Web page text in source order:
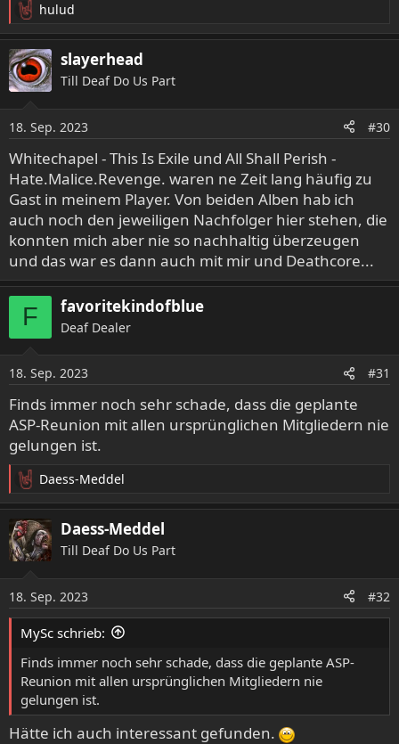
R
e
a
k
t
n
e
n
:
hulud
slayerhead
Till Deaf Do Us Part
18. Sep. 2023 #30
Whitechapel - This Is Exile und All Shall Perish -
Hate.Malice.Revenge. waren ne Zeit lang häufig zu
Gast in meinem Player. Von beiden Alben hab ich
auch noch den jeweiligen Nachfolger hier stehen, die
konnten mich aber nie so nachhaltig überzeugen
und das war es dann auch mit mir und Deathcore...
F favoritekindofblue
Deaf Dealer
18. Sep. 2023 #31
Finds immer noch sehr schade, dass die geplante
ASP-Reunion mit allen ursprünglichen Mitgliedern nie
gelungen ist.
R
e
a
k
t
n
e
n
Daess-Meddel
Daess-Meddel
Till Deaf Do Us Part
18. Sep. 2023 #32
MySc schrieb:
Finds immer noch sehr schade, dass die geplante ASP-
Reunion mit allen ursprünglichen Mitgliedern nie
gelungen ist.
Hätte ich auch interessant gefunden.